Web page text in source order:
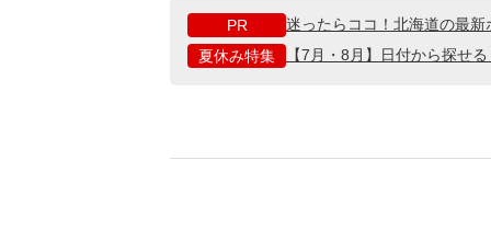
PR
迷ったらココ！北海道の最
夏休み特集
【7月・8月】日付から探せ